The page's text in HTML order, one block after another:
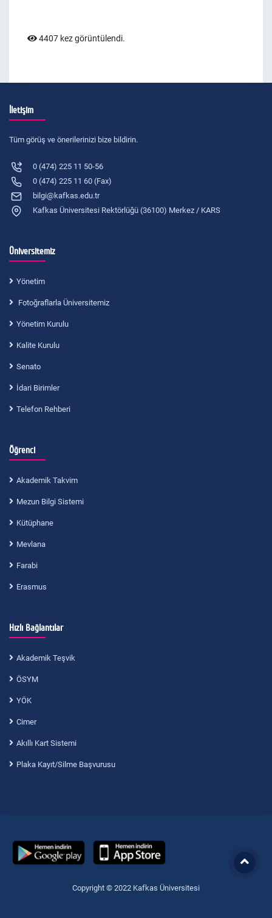
4407 kez görüntülendi.
İletişim
Tüm görüş ve önerilerinizi bize bildirin.
0 (474) 225 11 50-56
0 (474) 225 11 60 (Fax)
bilgi@kafkas.edu.tr
Kafkas Üniversitesi Rektörlüğü (36100) Merkez / KARS
Üniversitemiz
Yönetim
Fotoğraflarla Üniversitemiz
Yönetim Kurulu
Kalite Kurulu
Senato
İdari Birimler
Telefon Rehberi
Öğrenci
Akademik Takvim
Mezun Bilgi Sistemi
Kütüphane
Mevlana
Farabi
Erasmus
Hızlı Bağlantılar
Akademik Teşvik
ÖSYM
YÖK
Cimer
Akıllı Kart Sistemi
Plaka Kayıt/Silme Başvurusu
Copyright © 2022 Kafkas Üniversitesi